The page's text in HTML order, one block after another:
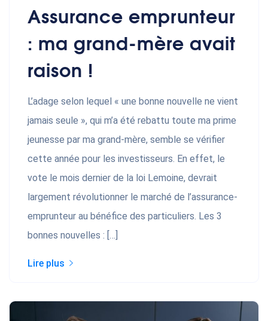
Assurance emprunteur
: ma grand-mère avait
raison !
L’adage selon lequel « une bonne nouvelle ne vient
jamais seule », qui m’a été rebattu toute ma prime
jeunesse par ma grand-mère, semble se vérifier
cette année pour les investisseurs. En effet, le
vote le mois dernier de la loi Lemoine, devrait
largement révolutionner le marché de l’assurance-
emprunteur au bénéfice des particuliers. Les 3
bonnes nouvelles : […]
Lire plus